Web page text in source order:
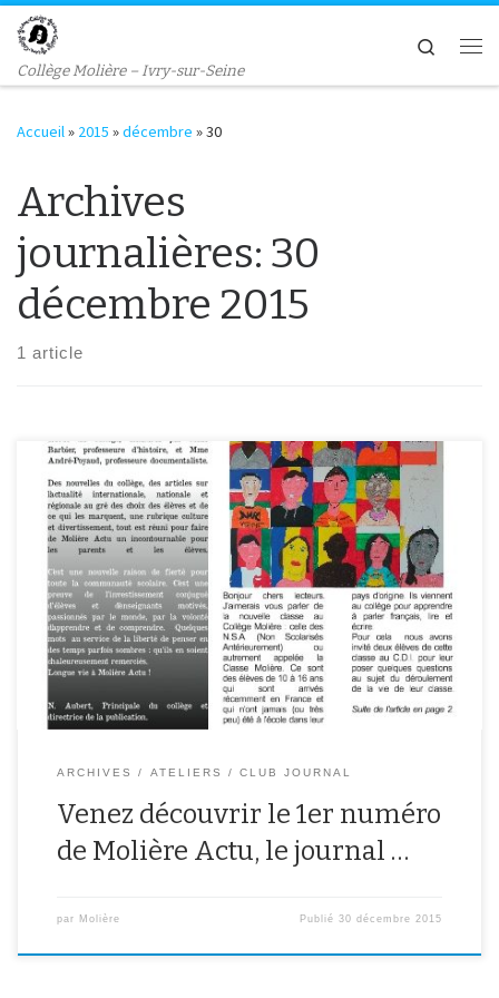
Passer au contenu
Collège Molière – Ivry-sur-Seine
Search
Accueil » 2015 »décembre »30
Archives
journalières: 30
décembre 2015
1 article
Après un trimestre de travail, toute la rédaction de Molière Actu est
fière de vous présenter le premier numéro du journal ! Au
sommaire : une interview de deux élèves de la classe Molière, un
article sur la COP 21, des avis d’experts sur les jeux vidéo et les
actualités […]
ARCHIVES ATELIERS CLUB JOURNAL
Venez découvrir le 1er numéro
de Molière Actu, le journal …
par Molière Publié30 décembre 2015